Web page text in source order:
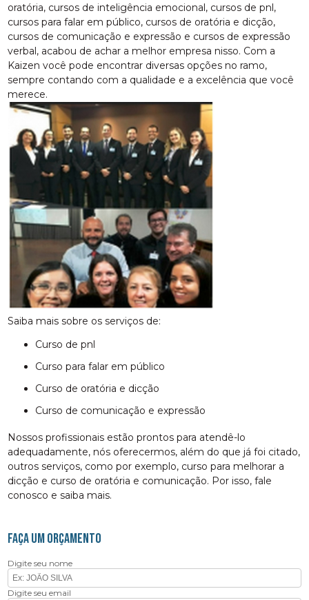
oratória, cursos de inteligência emocional, cursos de pnl,
cursos para falar em público, cursos de oratória e dicção,
cursos de comunicação e expressão e cursos de expressão
verbal, acabou de achar a melhor empresa nisso. Com a
Kaizen você pode encontrar diversas opções no ramo,
sempre contando com a qualidade e a excelência que você
merece.
Saiba mais sobre os serviços de:
curso de pnl
curso para falar em público
curso de oratória e dicção
curso de comunicação e expressão
Nossos profissionais estão prontos para atendê-lo
adequadamente, nós oferecermos, além do que já foi citado,
outros serviços, como por exemplo, curso para melhorar a
dicção e curso de oratória e comunicação. Por isso, fale
conosco e saiba mais.
FAÇA UM ORÇAMENTO
Digite seu nome
Digite seu email